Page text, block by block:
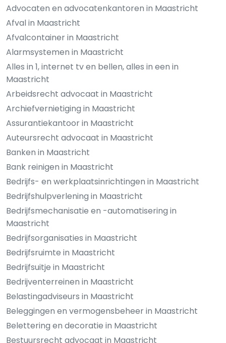
Advocaten en advocatenkantoren in Maastricht
Afval in Maastricht
Afvalcontainer in Maastricht
Alarmsystemen in Maastricht
Alles in 1, internet tv en bellen, alles in een in
Maastricht
Arbeidsrecht advocaat in Maastricht
Archiefvernietiging in Maastricht
Assurantiekantoor in Maastricht
Auteursrecht advocaat in Maastricht
Banken in Maastricht
Bank reinigen in Maastricht
Bedrijfs- en werkplaatsinrichtingen in Maastricht
Bedrijfshulpverlening in Maastricht
Bedrijfsmechanisatie en -automatisering in
Maastricht
Bedrijfsorganisaties in Maastricht
Bedrijfsruimte in Maastricht
Bedrijfsuitje in Maastricht
Bedrijventerreinen in Maastricht
Belastingadviseurs in Maastricht
Beleggingen en vermogensbeheer in Maastricht
Belettering en decoratie in Maastricht
Bestuursrecht advocaat in Maastricht